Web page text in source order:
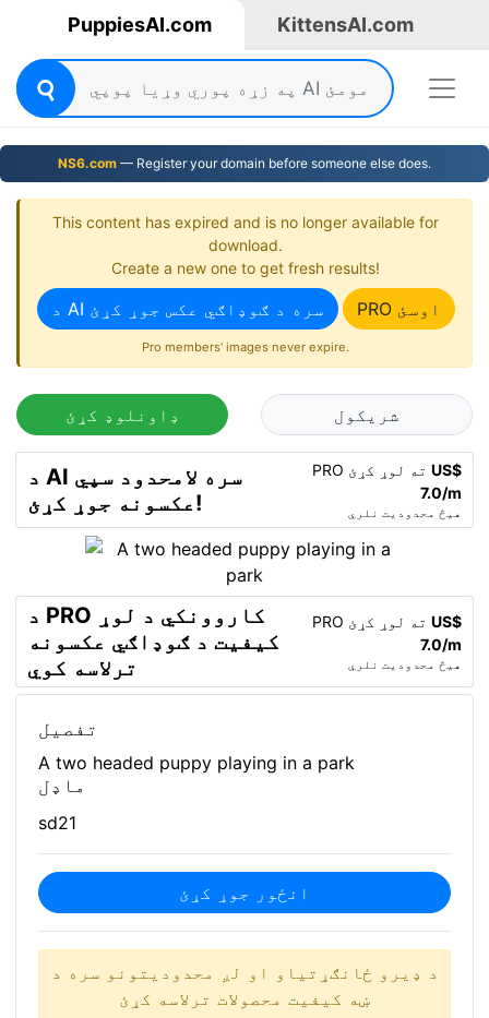
PuppiesAI.com KittensAI.com
NS6.com — Register your domain before someone else does.
This content has expired and is no longer available for
download.
Create a new one to get fresh results!
د AI سره د ګوډاګي عکس جوړ کړئ PRO اوسئ
Pro members' images never expire.
ډاونلوډ کړئ شریکول
د AI سره لامحدود سپي
عکسونه جوړ کړئ!
US$
7.0/m
هیڅ محدودیت نلري
د PRO کاروونکي د لوړ
کیفیت د ګوډاګي عکسونه
ترلاسه کوي
US$
7.0/m
هیڅ محدودیت نلري
تفصیل
A two headed puppy playing in a park
ماډل
sd21
انځور جوړ کړئ
د ډیرو ځانګړتیاو او لږ محدودیتونو سره د
ښه کیفیت محصولات ترلاسه کړئ